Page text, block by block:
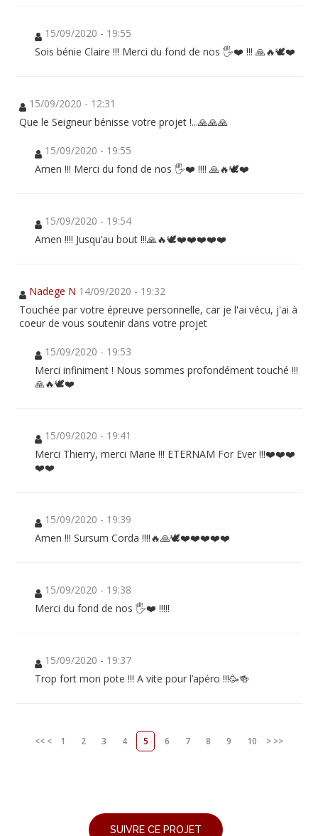
15/09/2020 - 19:55
Sois bénie Claire !!! Merci du fond de nos 🖐❤️ !!! 🙏🔥🕊❤️
15/09/2020 - 12:31
Que le Seigneur bénisse votre projet !...🙏🙏🙏
15/09/2020 - 19:55
Amen !!! Merci du fond de nos 🖐❤️ !!!! 🙏🔥🕊❤️
15/09/2020 - 19:54
Amen !!!! Jusqu’au bout !!!🙏🔥🕊❤️❤️❤️❤️❤️
Nadege N 14/09/2020 - 19:32
Touchée par votre épreuve personnelle, car je l'ai vécu, j'ai à
coeur de vous soutenir dans votre projet
15/09/2020 - 19:53
Merci infiniment ! Nous sommes profondément touché !!!
🙏🔥🕊❤️
15/09/2020 - 19:41
Merci Thierry, merci Marie !!! ETERNAM For Ever !!!❤️❤️❤️
❤️❤️
15/09/2020 - 19:39
Amen !!! Sursum Corda !!!!🔥🙏🕊❤️❤️❤️❤️❤️
15/09/2020 - 19:38
Merci du fond de nos 🖐❤️ !!!!!
15/09/2020 - 19:37
Trop fort mon pote !!! A vite pour l’apéro !!!🥳🍻
<< < 1 2 3 4 5 6 7 8 9 10 > >>